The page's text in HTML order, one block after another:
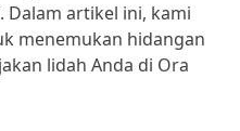
artikel ini, kami
menemukan hidangan
lidah Anda di Ora